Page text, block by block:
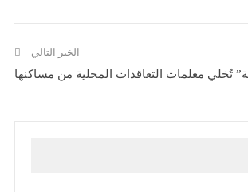
الخبر التالي
تُخلي معلمات التعاقدات المحلية من مساكنها